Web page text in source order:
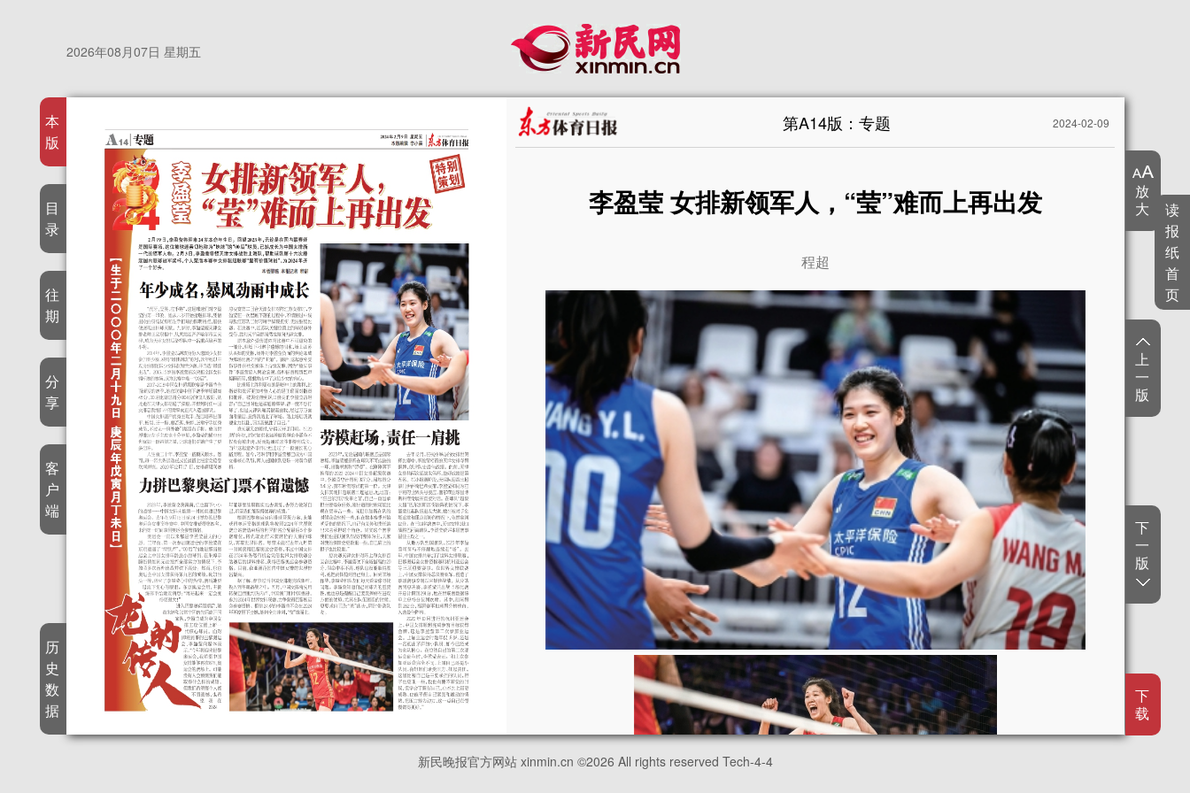
2026年08月07日 星期五
本
版
目
录
往
期
分
享
客
户
端
历
史
数
据
第A14版：专题 2024-02-09
李盈莹 女排新领军人，“莹”难而上再出发
程超
放
大
上
一
版
下
一
版
下
载
新民晚报官方网站 xinmin.cn ©2026 All rights reserved Tech-4-4
读
报
纸
首
页